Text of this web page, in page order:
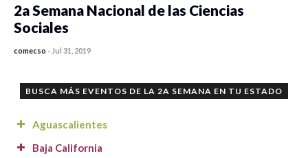
2a Semana Nacional de las Ciencias
Sociales
comecso - Jul 31, 2019
BUSCA MÁS EVENTOS DE LA 2A SEMANA EN TU ESTADO
Aguascalientes
Baja California